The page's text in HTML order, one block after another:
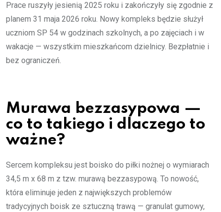
Prace ruszyły jesienią 2025 roku i zakończyły się zgodnie z
planem 31 maja 2026 roku. Nowy kompleks będzie służył
uczniom SP 54 w godzinach szkolnych, a po zajęciach i w
wakacje — wszystkim mieszkańcom dzielnicy. Bezpłatnie i
bez ograniczeń.
Murawa bezzasypowa —
co to takiego i dlaczego to
ważne?
Sercem kompleksu jest boisko do piłki nożnej o wymiarach
34,5 m x 68 m z tzw. murawą bezzasypową. To nowość,
która eliminuje jeden z największych problemów
tradycyjnych boisk ze sztuczną trawą — granulat gumowy,